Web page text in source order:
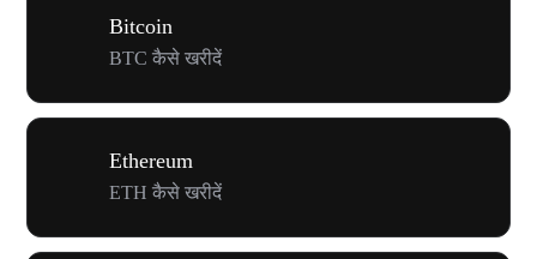
Bitcoin
BTC कैसे खरीदें
Ethereum
ETH कैसे खरीदें